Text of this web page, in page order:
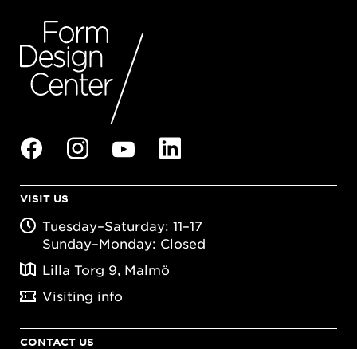
VISIT US
Tuesday–Saturday: 11–17
Sunday–Monday: Closed
Lilla Torg 9, Malmö
Visiting info
CONTACT US